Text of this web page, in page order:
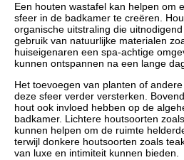
Een houten wastafel kan helpen om
sfeer in de badkamer te creëren.
organische uitstraling die
gebruik van natuurlijke materialen
huiseigenaren een spa-achtige
kunnen ontspannen na een lange
Het toevoegen van planten of
deze sfeer verder versterken.
hout ook invloed hebben op de
badkamer. Lichtere houtsoorten
kunnen helpen om de ruimte
terwijl donkere houtsoorten zoals
van luxe en intimiteit kunnen bieden.